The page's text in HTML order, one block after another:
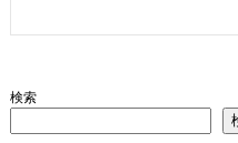
検索